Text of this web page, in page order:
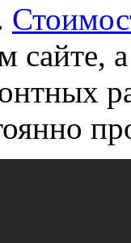
сайте,